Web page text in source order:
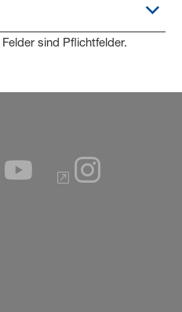
sind Pflichtfelder.